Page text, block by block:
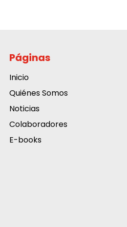
Páginas
Inicio
Quiénes Somos
Noticias
Colaboradores
E-books